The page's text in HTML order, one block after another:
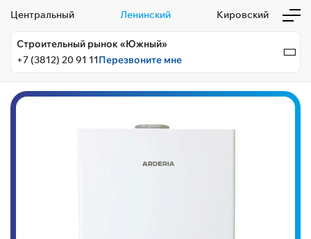
Центральный Ленинский Кировский
Строительный рынок «Южный»
+7 (3812) 20 91 11Перезвоните мне